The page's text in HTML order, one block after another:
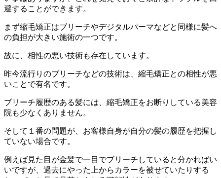
避することができます。
まず縮毛矯正はブリーチやデジタルパーマなどと同様に髪へ
の負担が大きい施術の一つです。
故に、相性の悪い技術も存在しています。
昨今流行りのブリーチなどの技術は、縮毛矯正との相性が悪
いことで有名です。
ブリーチ履歴のある髪には、縮毛矯正をお断りしている美容
院も少なくありません。
そして１番の問題が、お客様自身が自分の髪の履歴を把握し
ていない場合です。
例えば見た目が金髪で一目でブリーチしていると分かればい
いですが、過去にやった上からカラーを被せていたりする